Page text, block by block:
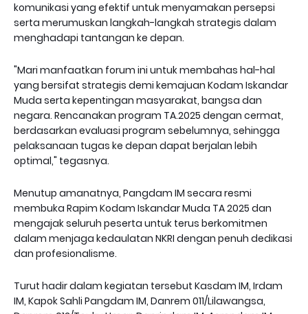
komunikasi yang efektif untuk menyamakan persepsi
serta merumuskan langkah-langkah strategis dalam
menghadapi tantangan ke depan.
"Mari manfaatkan forum ini untuk membahas hal-hal
yang bersifat strategis demi kemajuan Kodam Iskandar
Muda serta kepentingan masyarakat, bangsa dan
negara. Rencanakan program TA.2025 dengan cermat,
berdasarkan evaluasi program sebelumnya, sehingga
pelaksanaan tugas ke depan dapat berjalan lebih
optimal," tegasnya.
Menutup amanatnya, Pangdam IM secara resmi
membuka Rapim Kodam Iskandar Muda TA 2025 dan
mengajak seluruh peserta untuk terus berkomitmen
dalam menjaga kedaulatan NKRI dengan penuh dedikasi
dan profesionalisme.
Turut hadir dalam kegiatan tersebut Kasdam IM, Irdam
IM, Kapok Sahli Pangdam IM, Danrem 011/Lilawangsa,